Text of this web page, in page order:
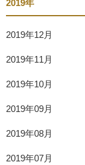
2019年
2019年12月
2019年11月
2019年10月
2019年09月
2019年08月
2019年07月